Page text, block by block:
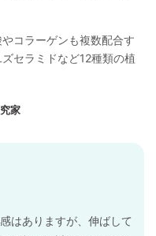
コラーゲンも複数配合す
セラミドなど12種類の植
はありますが、伸ばして